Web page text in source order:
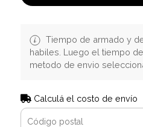
Tiempo de armado y
habiles. Luego el tiempo
metodo de envio
Calculá el costo de envío